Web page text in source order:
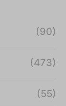
(90)
(473)
(55)